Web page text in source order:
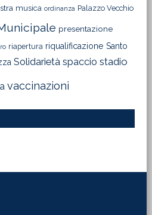
musica ordinanza Palazzo Vecchio
presentazione
riapertura riqualificazione Santo
Solidarietà spaccio stadio
vaccinazioni